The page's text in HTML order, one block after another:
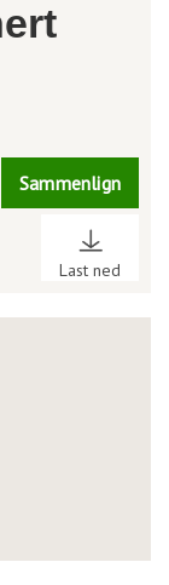
Sammenlign
Last ned